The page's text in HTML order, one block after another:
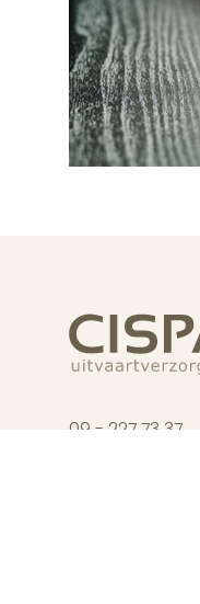
09 - 227 73 37